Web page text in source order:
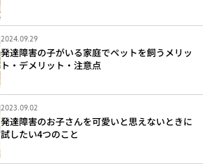
2024.09.29
発達障害の子がいる家庭でペットを飼うメリッ
ト・デメリット・注意点
2023.09.02
発達障害のお子さんを可愛いと思えないときに
試したい4つのこと